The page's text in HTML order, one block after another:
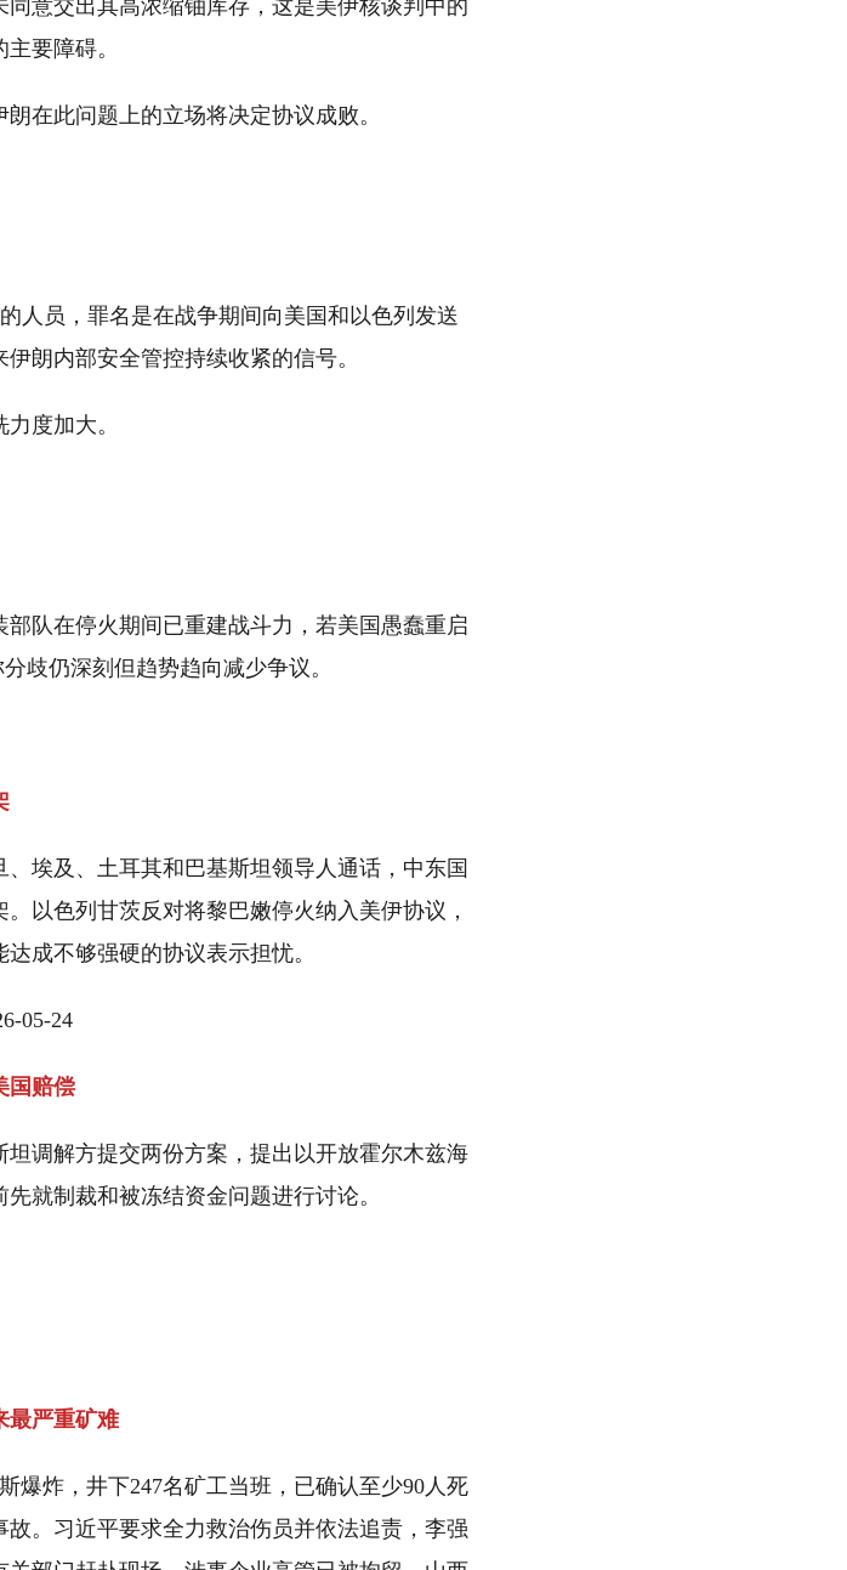
意交出其高浓缩铀库存，这是美伊核谈判中的
要障碍。
在此问题上的立场将决定协议成败。
人员，罪名是在战争期间向美国和以色列发送
朗内部安全管控持续收紧的信号。
度加大。
队在停火期间已重建战斗力，若美国愚蠢重启
歧仍深刻但趋势趋向减少争议。
埃及、土耳其和巴基斯坦领导人通话，中东国
以色列甘茨反对将黎巴嫩停火纳入美伊协议，
成不够强硬的协议表示担忧。
05-24
国赔偿
调解方提交两份方案，提出以开放霍尔木兹海
就制裁和被冻结资金问题进行讨论。
最严重矿难
爆炸，井下247名矿工当班，已确认至少90人死
。习近平要求全力救治伤员并依法追责，李强